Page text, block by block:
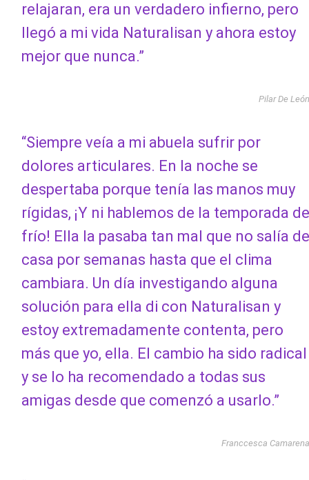
relajaran, era un verdadero infierno, pero
llegó a mi vida Naturalisan y ahora estoy
mejor que nunca.”
Pilar De León
“Siempre veía a mi abuela sufrir por
dolores articulares. En la noche se
despertaba porque tenía las manos muy
rígidas, ¡Y ni hablemos de la temporada de
frío! Ella la pasaba tan mal que no salía de
casa por semanas hasta que el clima
cambiara. Un día investigando alguna
solución para ella di con Naturalisan y
estoy extremadamente contenta, pero
más que yo, ella. El cambio ha sido radical
y se lo ha recomendado a todas sus
amigas desde que comenzó a usarlo.”
Franccesca Camarena